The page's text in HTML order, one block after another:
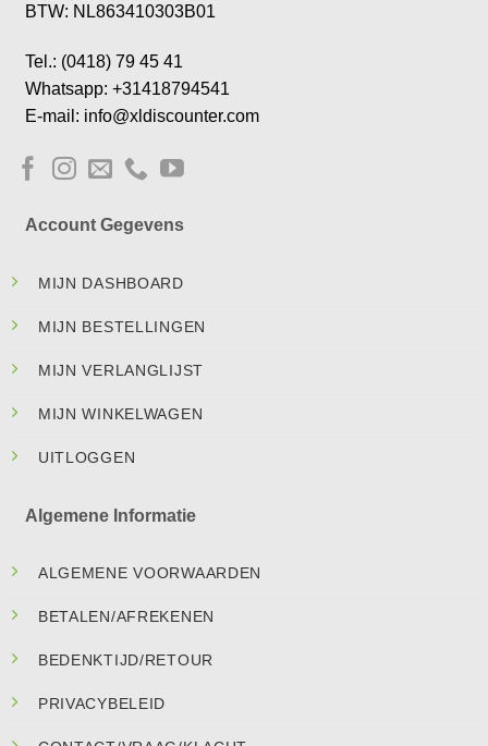
BTW: NL863410303B01
Tel.: (0418) 79 45 41
Whatsapp: +31418794541
E-mail: info@xldiscounter.com
Account Gegevens
MIJN DASHBOARD
MIJN BESTELLINGEN
MIJN VERLANGLIJST
MIJN WINKELWAGEN
UITLOGGEN
Algemene Informatie
ALGEMENE VOORWAARDEN
BETALEN/AFREKENEN
BEDENKTIJD/RETOUR
PRIVACYBELEID